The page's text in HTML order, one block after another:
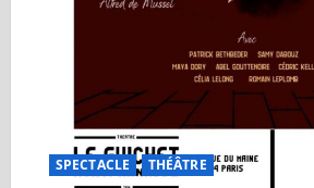
SPECTACLE THÉÂTRE